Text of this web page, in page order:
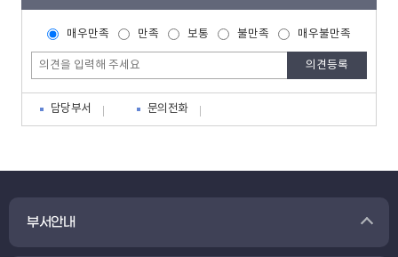
매우만족 만족 보통 불만족 매우불만족
담당부서 문의전화
부서안내